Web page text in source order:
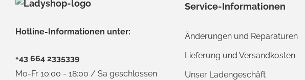
Hotline-Informationen unter:
+43 664 2335339
Mo-Fr 10:00 - 18:00 / Sa geschlossen
Service-Informationen
Änderungen und Reparaturen
Lieferung und Versandkosten
Unser Ladengeschäft